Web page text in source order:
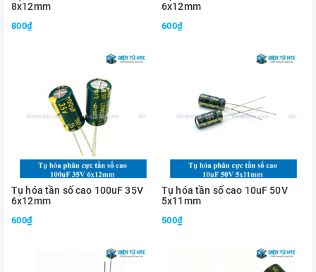
8x12mm
800₫
6x12mm
600₫
Tụ hóa tần số cao 100uF 35V
6x12mm
600₫
Tụ hóa tần số cao 10uF 50V
5x11mm
500₫